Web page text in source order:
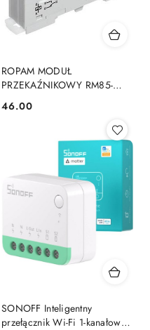
ROPAM MODUŁ
PRZEKAŹNIKOWY RM85-
230V-1P
Cena:
46.00
SONOFF Inteligentny
przełącznik Wi-Fi 1-kanałowy